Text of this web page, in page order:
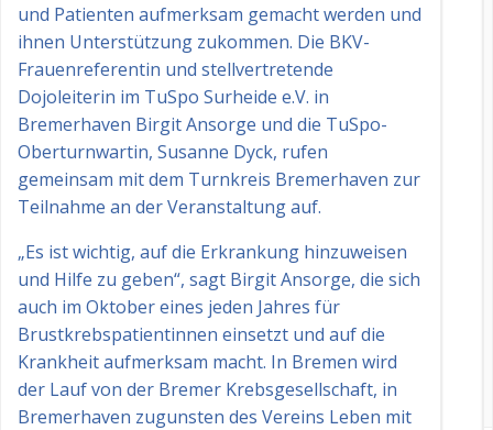
und Patienten aufmerksam gemacht werden und
ihnen Unterstützung zukommen. Die BKV-
Frauenreferentin und stellvertretende
Dojoleiterin im TuSpo Surheide e.V. in
Bremerhaven Birgit Ansorge und die TuSpo-
Oberturnwartin, Susanne Dyck, rufen
gemeinsam mit dem Turnkreis Bremerhaven zur
Teilnahme an der Veranstaltung auf.
„Es ist wichtig, auf die Erkrankung hinzuweisen
und Hilfe zu geben“, sagt Birgit Ansorge, die sich
auch im Oktober eines jeden Jahres für
Brustkrebspatientinnen einsetzt und auf die
Krankheit aufmerksam macht. In Bremen wird
der Lauf von der Bremer Krebsgesellschaft, in
Bremerhaven zugunsten des Vereins Leben mit